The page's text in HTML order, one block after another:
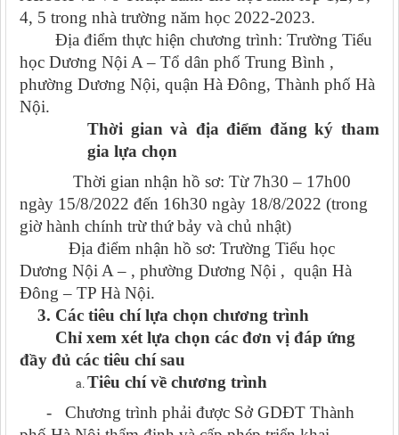
4, 5 trong nhà trường năm học 2022-2023.
Địa điểm thực hiện chương trình: Trường Tiểu
học Dương Nội A – Tổ dân phố Trung Bình ,
phường Dương Nội, quận Hà Đông, Thành phố Hà
Nội.
Thời gian và địa điểm đăng ký tham
gia lựa chọn
Thời gian nhận hồ sơ: Từ 7h30 – 17h00
ngày 15/8/2022 đến 16h30 ngày 18/8/2022 (trong
giờ hành chính trừ thứ bảy và chủ nhật)
Địa điểm nhận hồ sơ: Trường Tiểu học
Dương Nội A – , phường Dương Nội , quận Hà
Đông – TP Hà Nội.
3. Các tiêu chí lựa chọn chương trình
Chỉ xem xét lựa chọn các đơn vị đáp ứng
đầy đủ các tiêu chí sau
Tiêu chí về chương trình
- Chương trình phải được Sở GDĐT Thành